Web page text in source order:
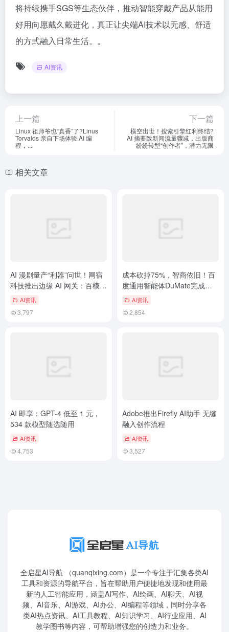
将持续携手SGS等生态伙伴，推动智能穿戴产品从能用
好用向愿戴久戴进化，真正让尖端AI技术以无感、舒适
的方式融入日常生活。。
AI资讯
上一篇
​Linux 祖师爷也“真香”了?Linus
Torvalds 亲自下场体验 AI 编
程，...
下一篇
横空出世！​搜索引擎红利终结?
AI 摘要致新闻流量骤减，出版商
纷纷转型“创作者”，潜力无限
相关文章
AI 漫剧量产“利器”问世！网宿
科技推出边缘 AI 网关：百模即
插即用，光同尘与鸥溪网络首
AI资讯
3,797
成本砍掉75%，智商依旧！百
度通用智能体DuMate完成关
键进化
AI资讯
2,854
AI 即享：GPT-4 低至 1 元，
534 款模型随选随用
AI资讯
4,753
Adobe推出Firefly AI助手 无缝
融入创作流程
AI资讯
3,527
全启星AI导航 （quanqixing.com）是一个专注于汇集各类AI
工具和资源的导航平台，旨在帮助用户便捷地发现和使用最
新的人工智能应用，涵盖AI写作、AI绘画、AI聊天、AI视
频、AI音乐、AI游戏、AI办公、AI编程等领域，同时分享各
类AI热点资讯、AI工具教程、AI知识学习、AI行业应用、AI
教学图书等内容，可帮助增强您的创造力和业务。